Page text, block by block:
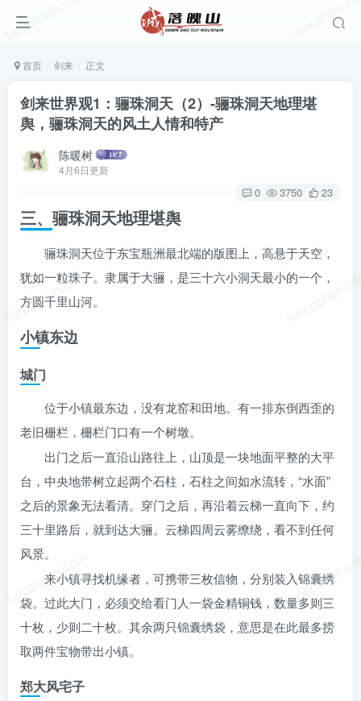
首页 剑来 正文
剑来世界观1：骊珠洞天（2）-骊珠洞天地理堪
舆，骊珠洞天的风土人情和特产
陈暖树
4月6日更新
0 3750 23
luoposhan.com
luoposhan.com
luoposhan.com
三、骊珠洞天地理堪舆
骊珠洞天位于东宝瓶洲最北端的版图上，高悬于天空，
犹如一粒珠子。隶属于大骊，是三十六小洞天最小的一个，
方圆千里山河。
小镇东边
城门
位于小镇最东边，没有龙窑和田地。有一排东倒西歪的
老旧栅栏，栅栏门口有一个树墩。
出门之后一直沿山路往上，山顶是一块地面平整的大平
台，中央地带树立起两个石柱，石柱之间如水流转，“水面”
之后的景象无法看清。穿门之后，再沿着云梯一直向下，约
三十里路后，就到达大骊。云梯四周云雾缭绕，看不到任何
风景。
来小镇寻找机缘者，可携带三枚信物，分别装入锦囊绣
袋。过此大门，必须交给看门人一袋金精铜钱，数量多则三
十枚，少则二十枚。其余两只锦囊绣袋，意思是在此最多捞
取两件宝物带出小镇。
郑大风宅子